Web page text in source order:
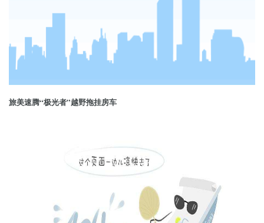
旅美速腾“极光者”越野拖挂房车